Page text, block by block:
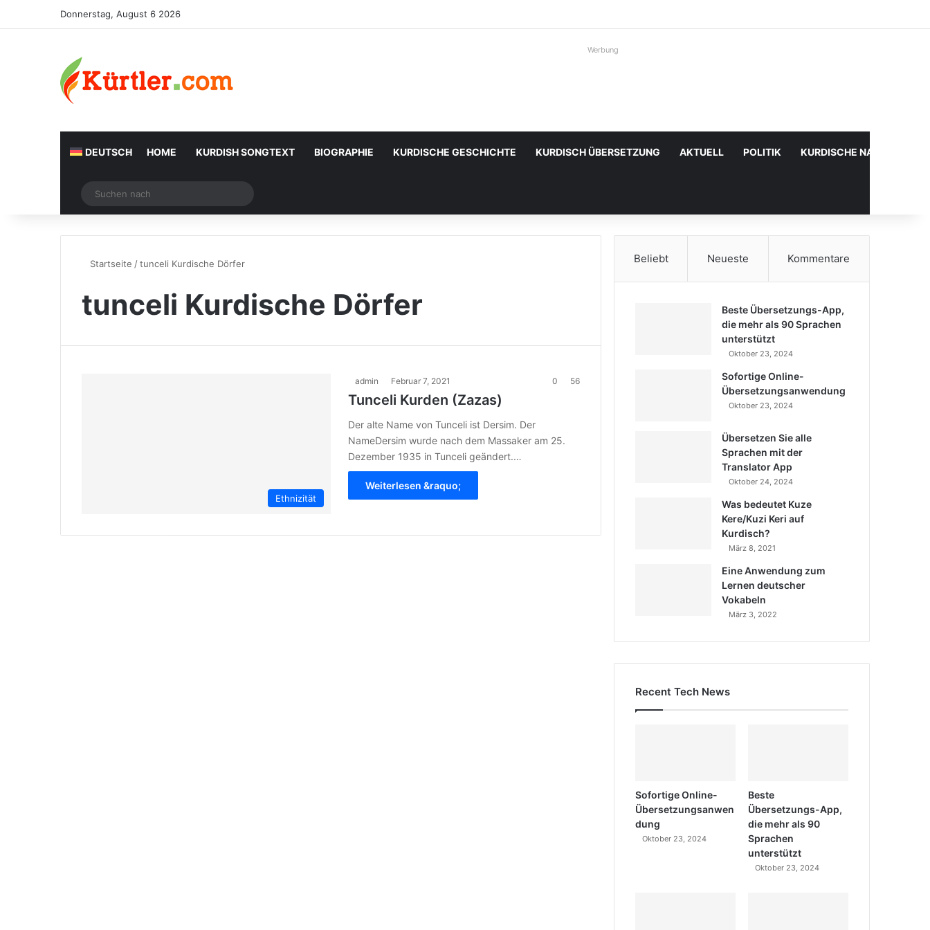
Donnerstag, August 6 2026
Werbung
DEUTSCH HOME KURDISH SONGTEXT BIOGRAPHIE KURDISCHE GESCHICHTE KURDISCH ÜBERSETZUNG AKTUELL POLITIK KURDISCHE
Zufälliger Artikel
nach
Startseite /tunceli Kurdische Dörfer
tunceli Kurdische Dörfer
Ethnizität
admin Februar 7, 2021 0 56
Tunceli Kurden (Zazas)
Der alte Name von Tunceli ist Dersim. Der
NameDersim wurde nach dem Massaker am 25.
Dezember 1935 in Tunceli geändert.…
Weiterlesen &raquo;
Beliebt Neueste Kommentare
Beste Übersetzungs-App,
die mehr als 90 Sprachen
unterstützt
Oktober 23, 2024
Sofortige Online-
Übersetzungsanwendung
Oktober 23, 2024
Übersetzen Sie alle
Sprachen mit der
Translator App
Oktober 24, 2024
Was bedeutet Kuze
Kere/Kuzi Keri auf
Kurdisch?
März 8, 2021
Eine Anwendung zum
Lernen deutscher
Vokabeln
März 3, 2022
Recent Tech News
Sofortige Online-
Übersetzungsanwen
dung
Oktober 23, 2024
Beste
Übersetzungs-App,
die mehr als 90
Sprachen
unterstützt
Oktober 23, 2024